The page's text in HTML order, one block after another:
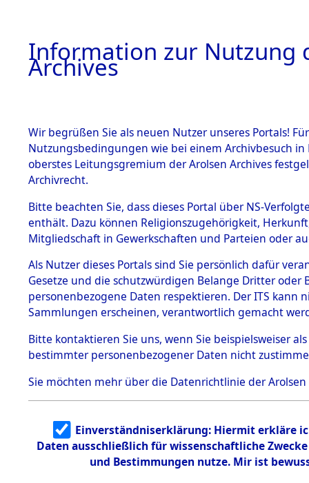
BESTÄNDE
1.
mente
5. Verschiedenes
5.3
Todesmärsche
5.3.1 Alliierte
Erhebungen
zu
Todesmärsch
en
5.3.2
Identifizierun
g
5.3.3
Todesmärsch
Dead -
Branch -
0077
Information zur Nutzung
Archives
Wir begrüßen Sie als neuen Nutzer unseres Portals!
Nutzungsbedingungen wie bei einem Archivbesuch
oberstes Leitungsgremium der Arolsen Archives
Archivrecht.
Bitte beachten Sie, dass dieses Portal über NS-
enthält. Dazu können Religionszugehörigkeit,
Mitgliedschaft in Gewerkschaften und Parteien oder
Als Nutzer dieses Portals sind Sie persönlich dafür
Gesetze und die schutzwürdigen Belange Dritter
personenbezogene Daten respektieren. Der ITS
Sammlungen erscheinen, verantwortlich gemacht
Bitte kontaktieren Sie uns, wenn Sie beispielsweiser
bestimmter personenbezogener Daten nicht
Sie möchten mehr über die Datenrichtlinie der Arolsen
Einverständniserklärung: Hiermit erkläre
Daten ausschließlich für wissenschaftliche
und Bestimmungen nutze. Mir ist